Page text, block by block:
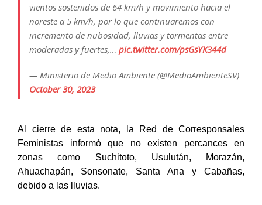
vientos sostenidos de 64 km/h y movimiento hacia el
noreste a 5 km/h, por lo que continuaremos con
incremento de nubosidad, lluvias y tormentas entre
moderadas y fuertes,… pic.twitter.com/psGsYK344d
— Ministerio de Medio Ambiente (@MedioAmbienteSV)
October 30, 2023
Al cierre de esta nota, la Red de Corresponsales
Feministas informó que no existen percances en
zonas como Suchitoto, Usulután, Morazán,
Ahuachapán, Sonsonate, Santa Ana y Cabañas,
debido a las lluvias.